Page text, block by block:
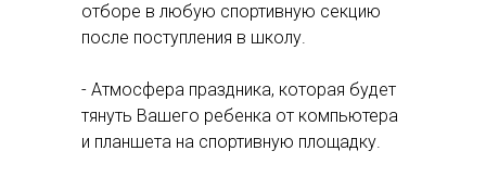
отборе в любую спортивную секцию
после поступления в школу.
- Атмосфера праздника, которая будет
тянуть Вашего ребенка от компьютера
и планшета на спортивную площадку.